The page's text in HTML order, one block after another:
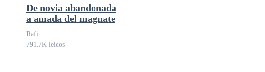
De novia abandonada
a amada del magnate
Rafi
791.7K leídos